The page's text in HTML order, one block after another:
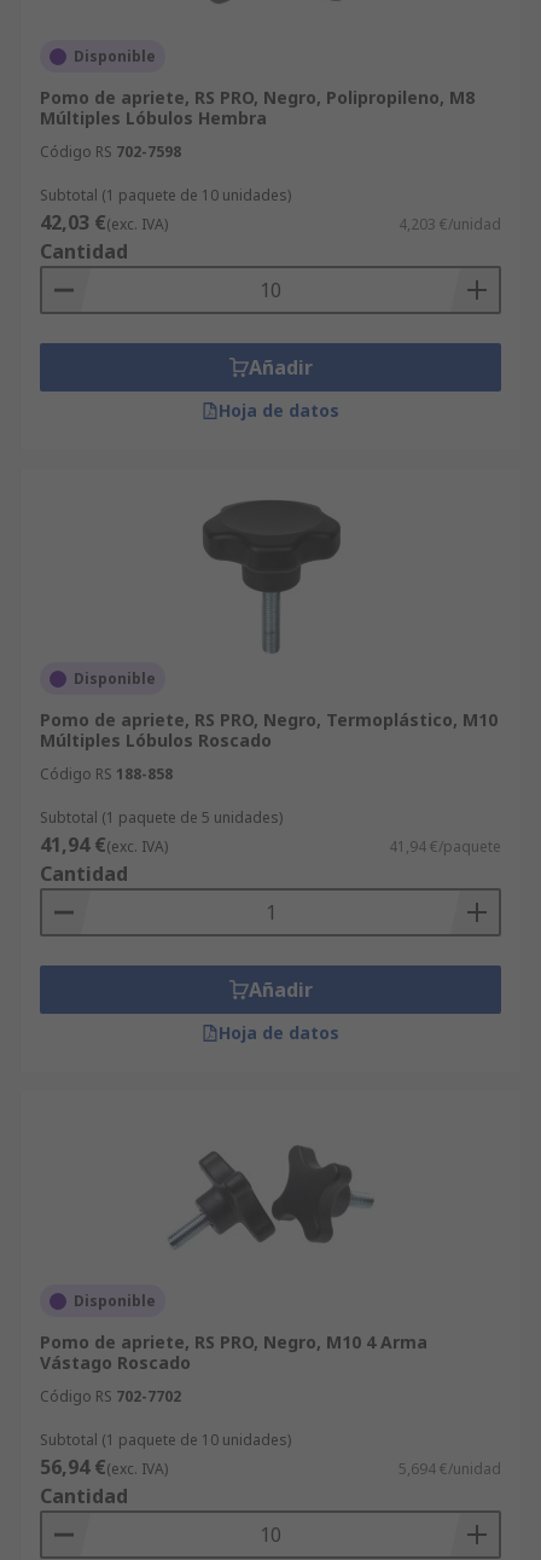
Disponible
Pomo de apriete, RS PRO, Negro, Polipropileno, M8
Múltiples Lóbulos Hembra
Código RS 702-7598
Subtotal (1 paquete de 10 unidades)
42,03 €(exc. IVA) 4,203 €/unidad
Cantidad
Añadir
Hoja de datos
Disponible
Pomo de apriete, RS PRO, Negro, Termoplástico, M10
Múltiples Lóbulos Roscado
Código RS 188-858
Subtotal (1 paquete de 5 unidades)
41,94 €(exc. IVA) 41,94 €/paquete
Cantidad
Añadir
Hoja de datos
Disponible
Pomo de apriete, RS PRO, Negro, M10 4 Arma
Vástago Roscado
Código RS 702-7702
Subtotal (1 paquete de 10 unidades)
56,94 €(exc. IVA) 5,694 €/unidad
Cantidad